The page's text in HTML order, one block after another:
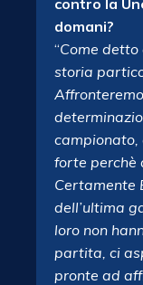
contro la
domani?
“Come
storia
campionato,
forte perchè
Certamente
dell’ultima
loro non
partita, ci
pronte ad